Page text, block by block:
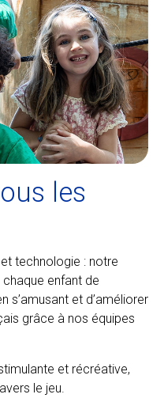
les
technologie : notre
enfant de
s’amusant et d’améliorer
grâce à nos équipes
et récréative,
le jeu.